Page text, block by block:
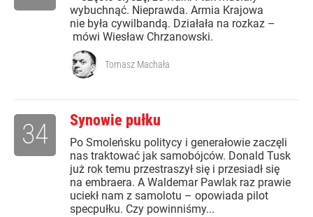
wybuchnąć. Nieprawda. Armia Krajowa
nie była cywilbandą. Działała na rozkaz –
mówi Wiesław Chrzanowski.
Tomasz Machała
Synowie pułku
Po Smoleńsku politycy i generałowie zaczęli
nas traktować jak samobójców. Donald Tusk
już rok temu przestraszył się i przesiadł się
na embraera. A Waldemar Pawlak raz prawie
uciekł nam z samolotu – opowiada pilot
specpułku. Czy powinniśmy...
34